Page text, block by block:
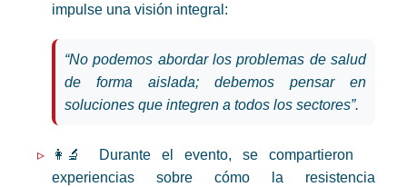
impulse una visión integral:
“No podemos abordar los problemas de salud
de forma aislada; debemos pensar en
soluciones que integren a todos los sectores”.
👩‍🔬 Durante el evento, se compartieron
experiencias sobre cómo la resistencia